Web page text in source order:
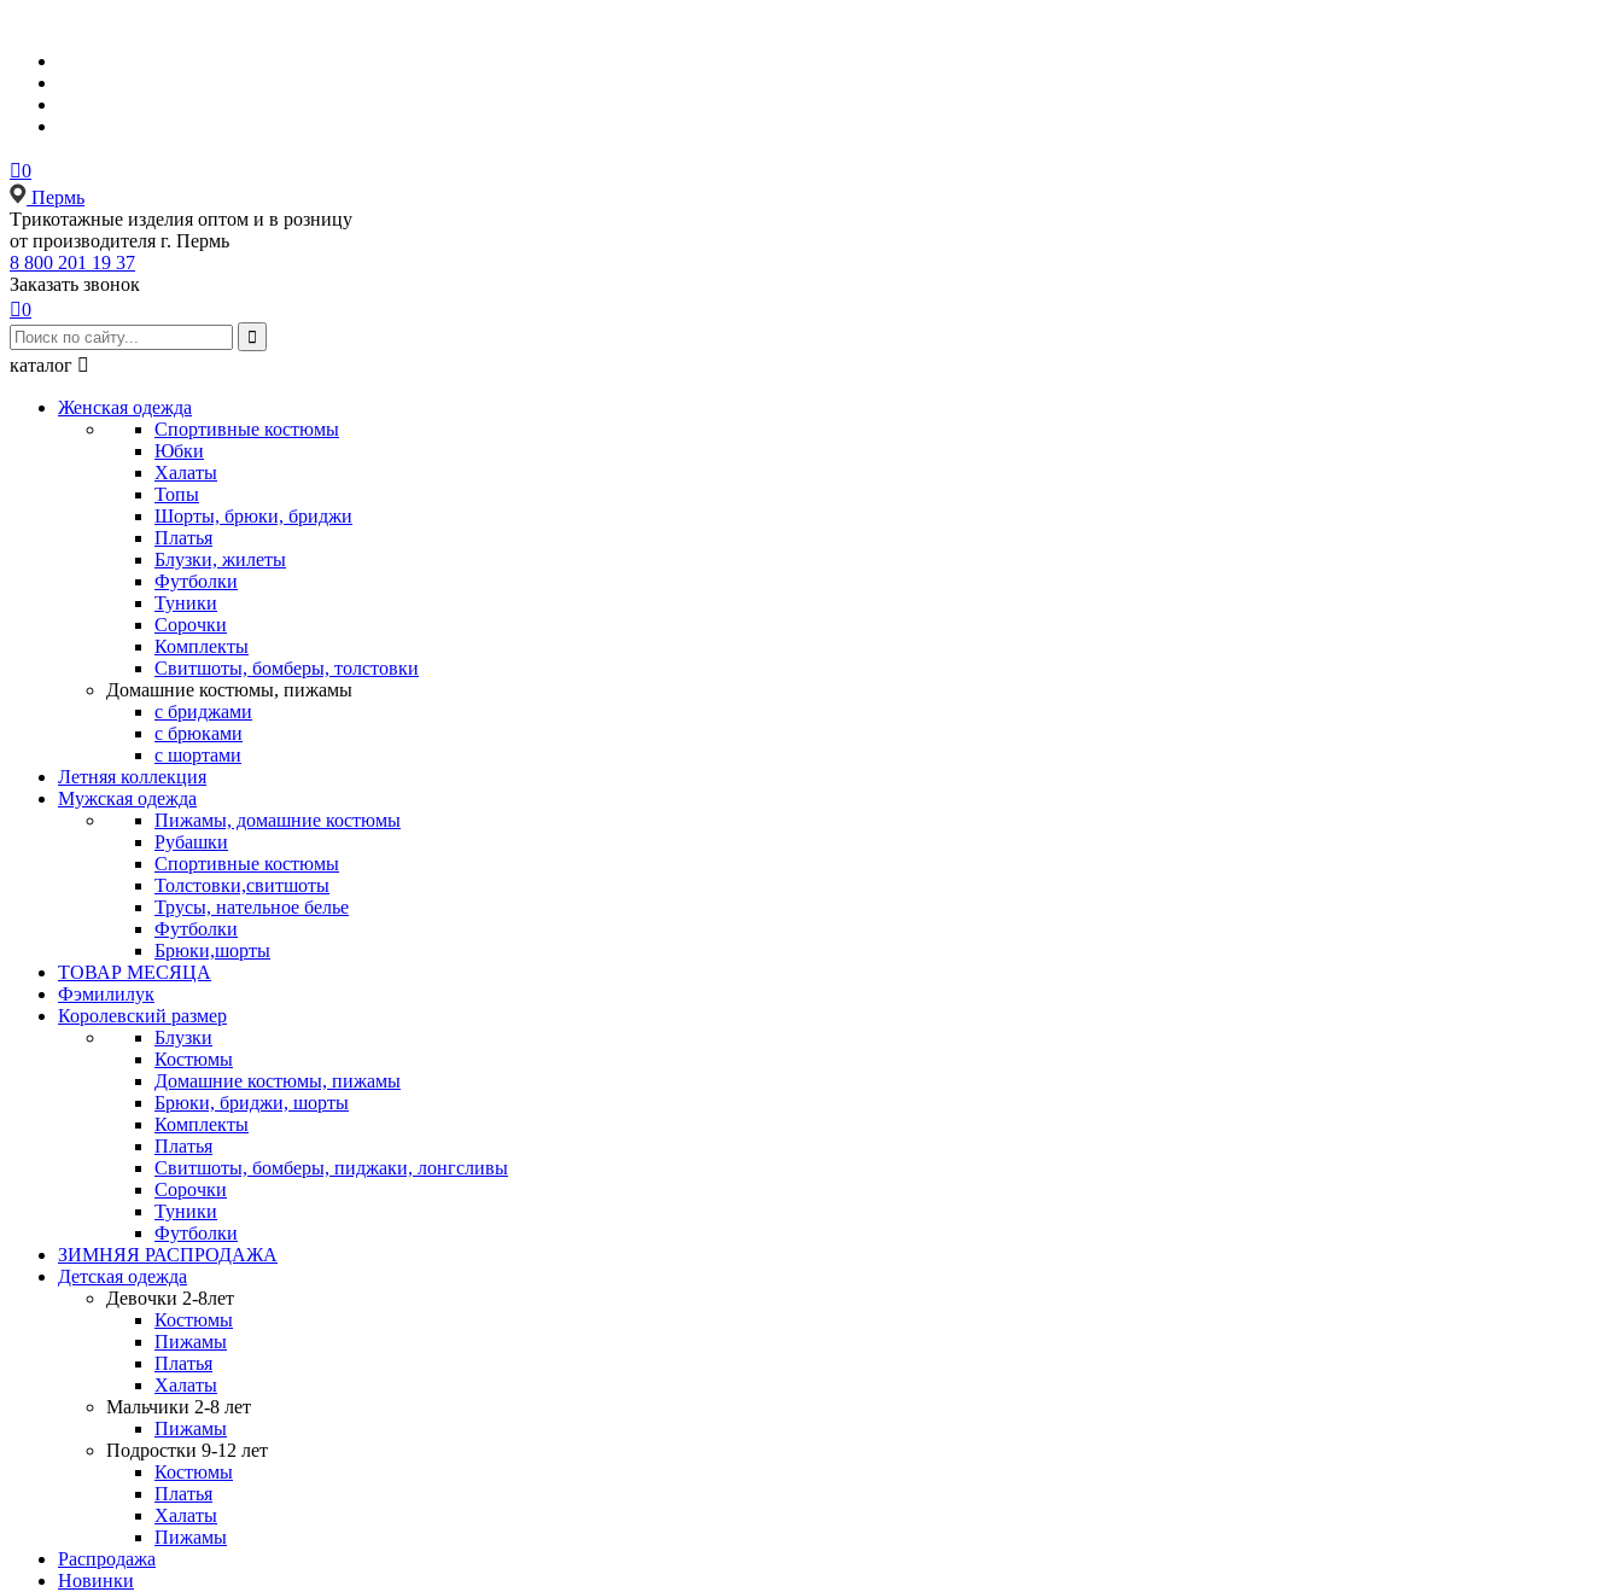
0
Пермь
Tрикотажные изделия оптом и в розницу
от производителя г. Пермь
8 800 201 19 37
Заказать звонок
0

каталог 
Женская одежда
Спортивные костюмы
Юбки
Халаты
Топы
Шорты, брюки, бриджи
Платья
Блузки, жилеты
Футболки
Туники
Сорочки
Комплекты
Свитшоты, бомберы, толстовки
Домашние костюмы, пижамы
с бриджами
с брюками
с шортами
Летняя коллекция
Мужская одежда
Пижамы, домашние костюмы
Рубашки
Спортивные костюмы
Толстовки,свитшоты
Трусы, нательное белье
Футболки
Брюки,шорты
ТОВАР МЕСЯЦА
Фэмилилук
Королевский размер
Блузки
Костюмы
Домашние костюмы, пижамы
Брюки, бриджи, шорты
Комплекты
Платья
Свитшоты, бомберы, пиджаки, лонгсливы
Сорочки
Туники
Футболки
ЗИМНЯЯ РАСПРОДАЖА
Детская одежда
Девочки 2-8лет
Костюмы
Пижамы
Платья
Халаты
Мальчики 2-8 лет
Пижамы
Подростки 9-12 лет
Костюмы
Платья
Халаты
Пижамы
Распродажа
Новинки